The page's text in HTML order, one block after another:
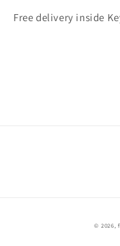
Free delivery inside
© 2026,